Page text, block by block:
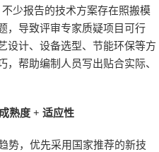
少报告的技术方案存在照搬模
，导致评审专家质疑项目可行
设计、设备选型、节能环保等方
，帮助编制人员写出贴合实际、
熟度 + 适应性
势，优先采用国家推荐的新技